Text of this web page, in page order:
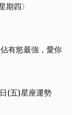
四〉
有慾最強，愛你
(五)星座運勢